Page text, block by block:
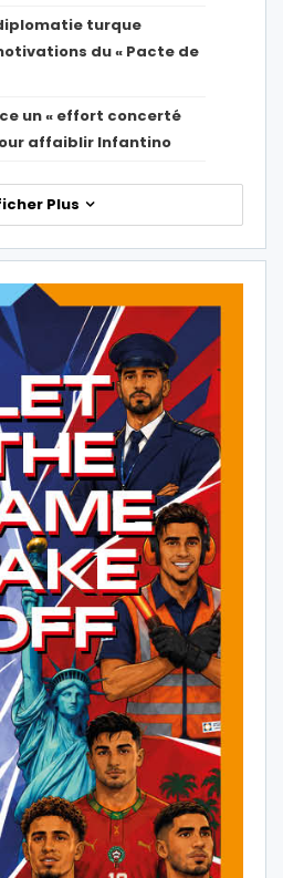
turque
du « Pacte de
un « effort concerté
affaiblir Infantino
Plus